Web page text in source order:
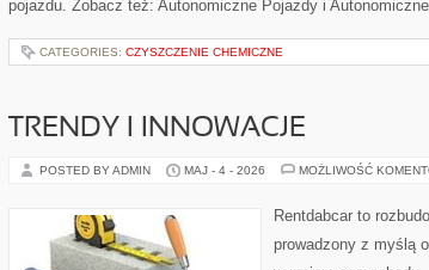
pojazdu. Zobacz też: Autonomiczne Pojazdy i
CATEGORIES: CZYSZCZENIE CHEMICZNE
TRENDY I INNOWACJE
POSTED BY ADMIN MAJ - 4 - 2026 MOŻLIWOŚĆ
Rentdabcar to
prowadzony z myślą